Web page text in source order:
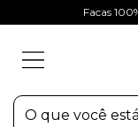
Facas